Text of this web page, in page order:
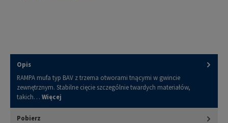
Opis
RAMPA mufa typ BAV z trzema otworami tnącymi w gwincie
zewnętrznym. Stabilne cięcie szczególnie twardych materiałów,
takich… Więcej
Pobierz